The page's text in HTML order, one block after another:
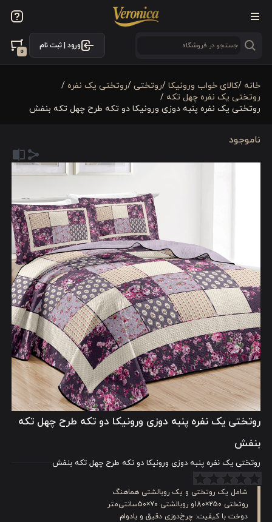
ورود | ثبت نام
0
خانه /کالای خواب ورونیکا /روتختی /روتختی یک نفره /
روتختی یک نفره چهل تکه /
روتختی یک نفره پنبه دوزی ورونیکا دو تکه طرح چهل تکه بنفش
ناموجود
روتختی یک نفره پنبه دوزی ورونیکا دو تکه طرح چهل تکه
بنفش
روتختی یک نفره پنبه دوزی ورونیکا دو تکه طرح چهل تکه بنفش
شامل یک روتختی و یک روبالشتی هماهنگ
روتختی 250×180و روبالشتی 70×50سانتی‌متر
دوخت با کیفیت: چرخ‌دوزی دقیق و بادوام